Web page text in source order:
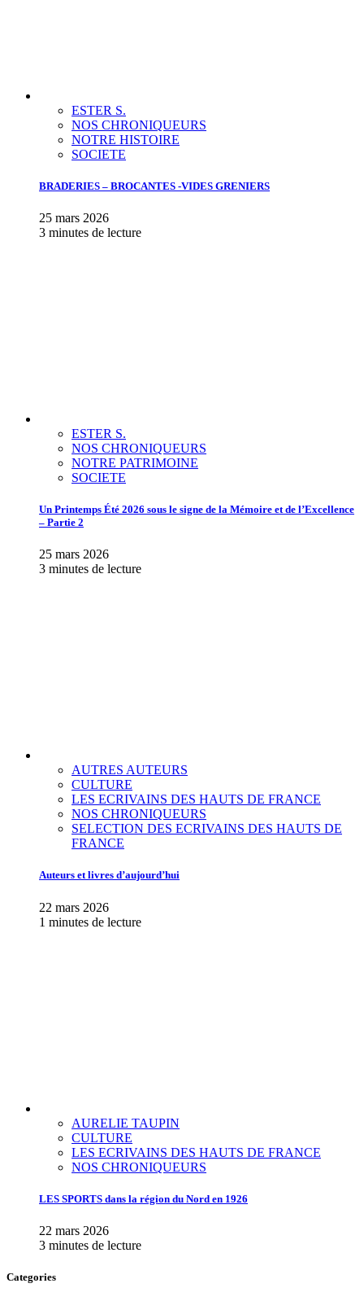
ESTER S.
NOS CHRONIQUEURS
NOTRE HISTOIRE
SOCIETE
BRADERIES – BROCANTES -VIDES GRENIERS
25 mars 2026
3 minutes de lecture
ESTER S.
NOS CHRONIQUEURS
NOTRE PATRIMOINE
SOCIETE
Un Printemps Été 2026 sous le signe de la Mémoire et de l’Excellence
– Partie 2
25 mars 2026
3 minutes de lecture
AUTRES AUTEURS
CULTURE
LES ECRIVAINS DES HAUTS DE FRANCE
NOS CHRONIQUEURS
SELECTION DES ECRIVAINS DES HAUTS DE
FRANCE
Auteurs et livres d’aujourd’hui
22 mars 2026
1 minutes de lecture
AURELIE TAUPIN
CULTURE
LES ECRIVAINS DES HAUTS DE FRANCE
NOS CHRONIQUEURS
LES SPORTS dans la région du Nord en 1926
22 mars 2026
3 minutes de lecture
Categories